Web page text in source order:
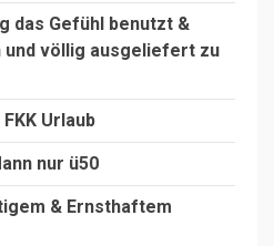
das Gefühl benutzt &
völlig ausgeliefert zu
Urlaub
nur ü50
& Ernsthaftem